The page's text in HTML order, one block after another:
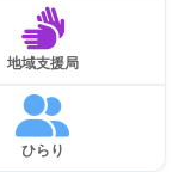
地域支援局
ひらり